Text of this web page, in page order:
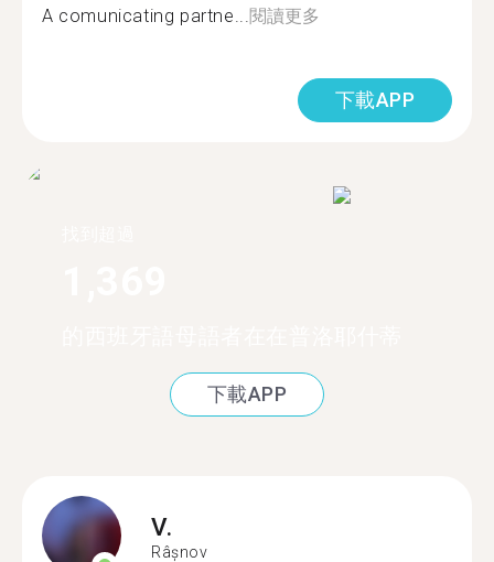
A comunicating partne...閱讀更多
下載APP
下載APP
V.
Râșnov